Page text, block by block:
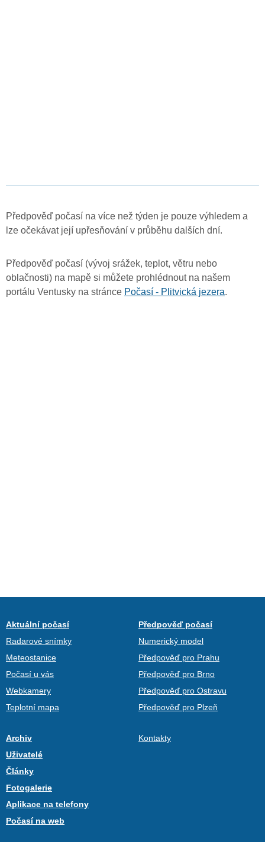
Předpověď počasí na více než týden je pouze výhledem a
lze očekávat její upřesňování v průběhu dalších dní.
Předpověď počasí (vývoj srážek, teplot, větru nebo
oblačnosti) na mapě si můžete prohlédnout na našem
portálu Ventusky na stránce Počasí - Plitvická jezera.
Aktuální počasí
Radarové snímky
Meteostanice
Počasí u vás
Webkamery
Teplotní mapa
Předpověď počasí
Numerický model
Předpověď pro Prahu
Předpověď pro Brno
Předpověď pro Ostravu
Předpověď pro Plzeň
Archiv
Uživatelé
Články
Fotogalerie
Aplikace na telefony
Počasí na web
Kontakty